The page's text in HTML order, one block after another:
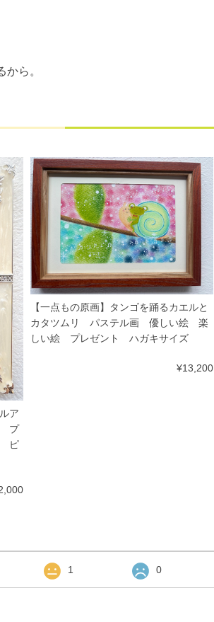
ら。
ア
プ
ピ
【一点もの原画】タンゴを踊るカエルと
カタツムリ パステル画 優しい絵 楽
しい絵 プレゼント ハガキサイズ
¥13,200
1 0